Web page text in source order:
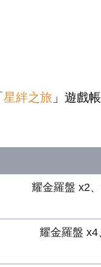
星絆之旅 」遊戲
耀金羅盤 x2
耀金羅盤